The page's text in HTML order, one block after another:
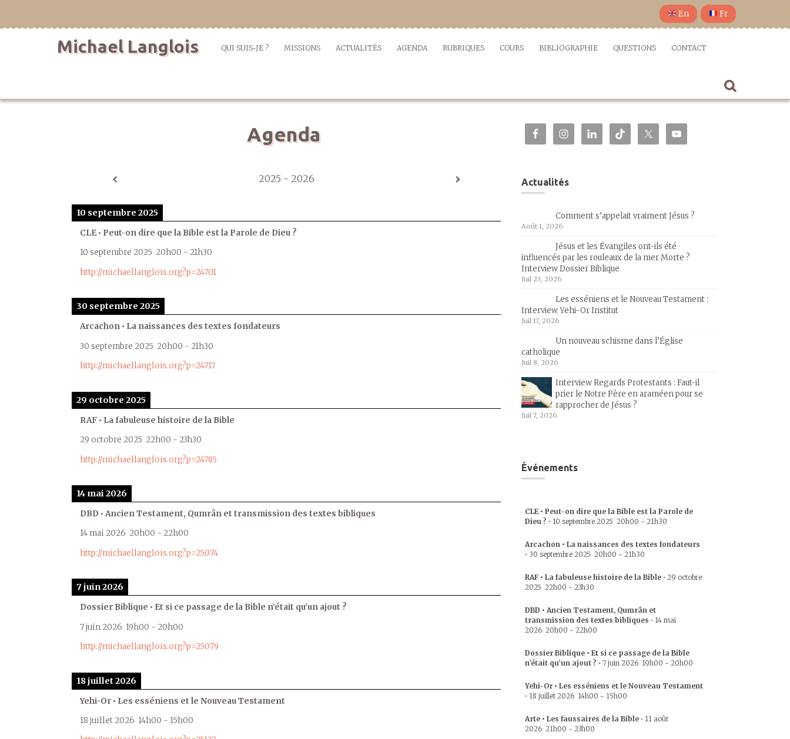
En Fr
Michael Langlois QUI SUIS-JE ? MISSIONS ACTUALITÉS AGENDA RUBRIQUES COURS BIBLIOGRAPHIE QUESTIONS CONTACT
Agenda
2025 - 2026
10 septembre 2025
CLE • Peut-on dire que la Bible est la Parole de Dieu ?
10 septembre 2025 20h00 - 21h30
http://michaellanglois.org?p=24701
30 septembre 2025
Arcachon • La naissances des textes fondateurs
30 septembre 2025 20h00 - 21h30
http://michaellanglois.org?p=24717
29 octobre 2025
RAF • La fabuleuse histoire de la Bible
29 octobre 2025 22h00 - 23h30
http://michaellanglois.org?p=24785
14 mai 2026
DBD • Ancien Testament, Qumrân et transmission des textes bibliques
14 mai 2026 20h00 - 22h00
http://michaellanglois.org?p=25074
7 juin 2026
Dossier Biblique • Et si ce passage de la Bible n’était qu’un ajout ?
7 juin 2026 19h00 - 20h00
http://michaellanglois.org?p=25079
18 juillet 2026
Yehi-Or • Les esséniens et le Nouveau Testament
18 juillet 2026 14h00 - 15h00
Actualités
Comment s’appelait vraiment Jésus ?
Août 1, 2026
Jésus et les Évangiles ont-ils été
influencés par les rouleaux de la mer Morte ?
Interview Dossier Biblique
Juil 23, 2026
Les esséniens et le Nouveau Testament :
Interview Yehi-Or Institut
Juil 17, 2026
Un nouveau schisme dans l’Église
catholique
Juil 8, 2026
Interview Regards Protestants : Faut-il
prier le Notre Père en araméen pour se
rapprocher de Jésus ?
Juil 7, 2026
Événements
CLE • Peut-on dire que la Bible est la Parole de
Dieu ? • 10 septembre 2025 20h00 - 21h30
Arcachon • La naissances des textes fondateurs
• 30 septembre 2025 20h00 - 21h30
RAF • La fabuleuse histoire de la Bible • 29 octobre
2025 22h00 - 23h30
DBD • Ancien Testament, Qumrân et
transmission des textes bibliques • 14 mai
2026 20h00 - 22h00
Dossier Biblique • Et si ce passage de la Bible
n’était qu’un ajout ? • 7 juin 2026 19h00 - 20h00
Yehi-Or • Les esséniens et le Nouveau Testament
• 18 juillet 2026 14h00 - 15h00
Arte • Les faussaires de la Bible • 11 août
2026 21h00 - 23h00